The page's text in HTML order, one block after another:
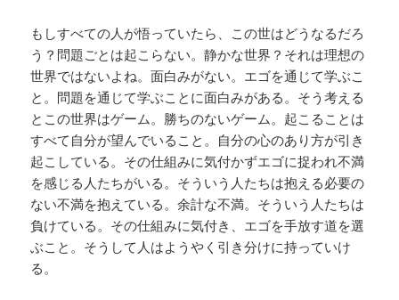
もしすべての人が悟っていたら、この世はどうなるだろ
う？問題ごとは起こらない。静かな世界？それは理想の
世界ではないよね。面白みがない。エゴを通じて学ぶこ
と。問題を通じて学ぶことに面白みがある。そう考える
とこの世界はゲーム。勝ちのないゲーム。起こることは
すべて自分が望んでいること。自分の心のあり方が引き
起こしている。その仕組みに気付かずエゴに捉われ不満
を感じる人たちがいる。そういう人たちは抱える必要の
ない不満を抱えている。余計な不満。そういう人たちは
負けている。その仕組みに気付き、エゴを手放す道を選
ぶこと。そうして人はようやく引き分けに持っていけ
る。